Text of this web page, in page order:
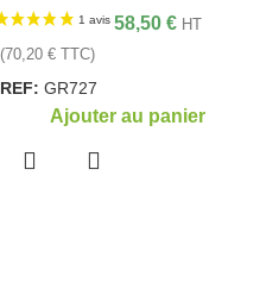
58,50 € HT
(70,20 € TTC)
REF: GR727
Ajouter au panier